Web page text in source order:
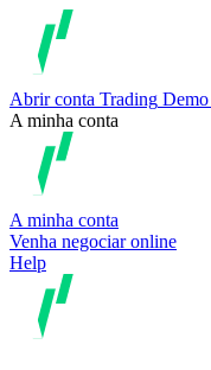
Abrir conta Trading Demo
A minha conta
A minha conta
Venha negociar online
Help